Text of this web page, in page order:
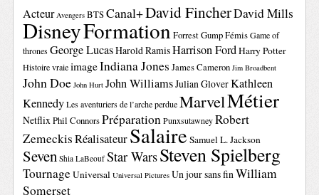
Acteur Avengers BTSCanal+David FincherDavid Mills
DisneyFormationForrest GumpFémis Game of
thrones George LucasHarold RamisHarrison FordHarry Potter
Histoire vraie imageIndiana Jones James Cameron Jim Broadbent
John Doe John Hurt John WilliamsJulian GloverKathleen
Kennedy Les aventuriers de l’arche perdue MarvelMétier
NetflixPhil ConnorsPréparation Punxsutawney Robert
ZemeckisRéalisateurSalaire Samuel L. Jackson
Seven Shia LaBeouf Star WarsSteven Spielberg
TournageUniversal Universal Pictures Un jour sans finWilliam
Somerset